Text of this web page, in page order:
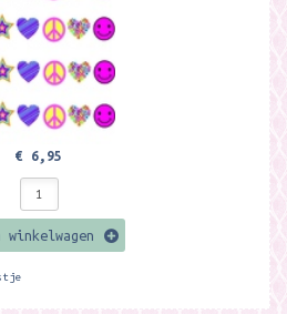
€ 6,95
winkelwagen